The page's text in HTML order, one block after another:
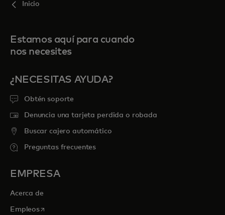
Inicio
Estamos aquí para cuando
nos necesites
¿NECESITAS AYUDA?
Obtén soporte
Denuncia una tarjeta perdida o robada
Buscar cajero automático
Preguntas frecuentes
EMPRESA
Acerca de
Empleosse abre en una pestaña nueva